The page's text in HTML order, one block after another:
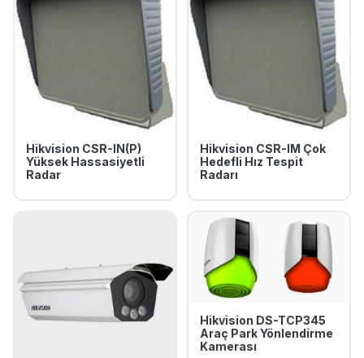
Hikvision CSR-IN(P)
Yüksek Hassasiyetli
Radar
Hikvision CSR-IM Çok
Hedefli Hız Tespit
Radarı
Hikvision DS-TCP345
Araç Park Yönlendirme
Kamerası